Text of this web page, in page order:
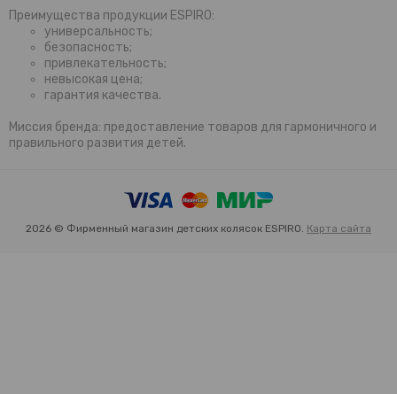
Преимущества продукции ESPIRO:
универсальность;
безопасность;
привлекательность;
невысокая цена;
гарантия качества.
Миссия бренда: предоставление товаров для гармоничного и
правильного развития детей.
2026 © Фирменный магазин детских колясок ESPIRO. Карта сайта